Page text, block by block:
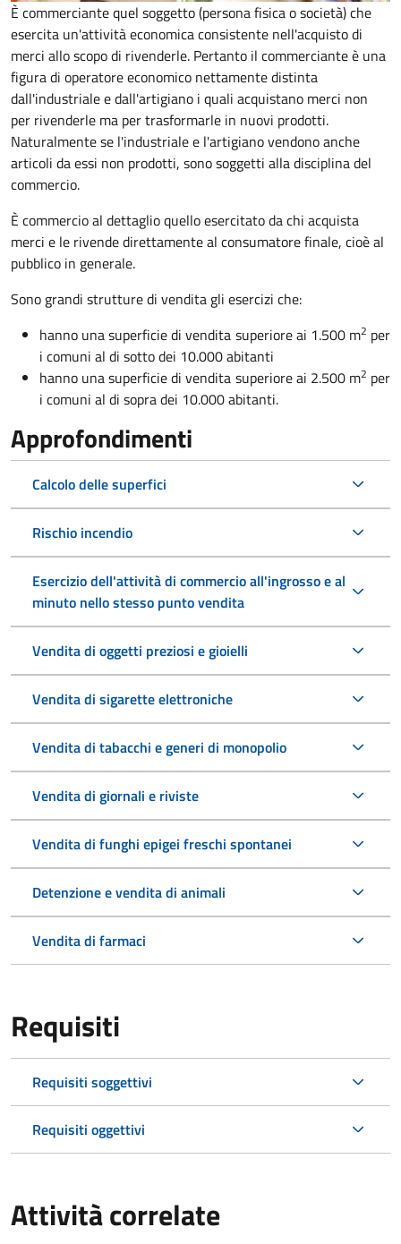
È commerciante quel soggetto (persona fisica o società) che
esercita un'attività economica consistente nell'acquisto di
merci allo scopo di rivenderle. Pertanto il commerciante è una
figura di operatore economico nettamente distinta
dall'industriale e dall'artigiano i quali acquistano merci non
per rivenderle ma per trasformarle in nuovi prodotti.
Naturalmente se l'industriale e l'artigiano vendono anche
articoli da essi non prodotti, sono soggetti alla disciplina del
commercio.
È commercio al dettaglio quello esercitato da chi acquista
merci e le rivende direttamente al consumatore finale, cioè al
pubblico in generale.
Sono grandi strutture di vendita gli esercizi che:
hanno una superficie di vendita superiore ai 1.500 m2 per
i comuni al di sotto dei 10.000 abitanti
hanno una superficie di vendita superiore ai 2.500 m2 per
i comuni al di sopra dei 10.000 abitanti.
Approfondimenti
Calcolo delle superfici
Rischio incendio
Esercizio dell'attività di commercio all'ingrosso e al
minuto nello stesso punto vendita
Vendita di oggetti preziosi e gioielli
Vendita di sigarette elettroniche
Vendita di tabacchi e generi di monopolio
Vendita di giornali e riviste
Vendita di funghi epigei freschi spontanei
Detenzione e vendita di animali
Vendita di farmaci
Requisiti
Requisiti soggettivi
Requisiti oggettivi
Attività correlate